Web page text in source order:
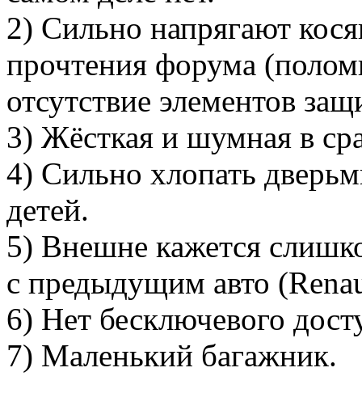
2) Сильно напрягают
прочтения форума
отсутствие элементов
3) Жёсткая и шумная в
4) Сильно хлопать
детей.
5) Внешне кажется
с предыдущим авто
6) Нет бесключевого
7) Маленький багажник.